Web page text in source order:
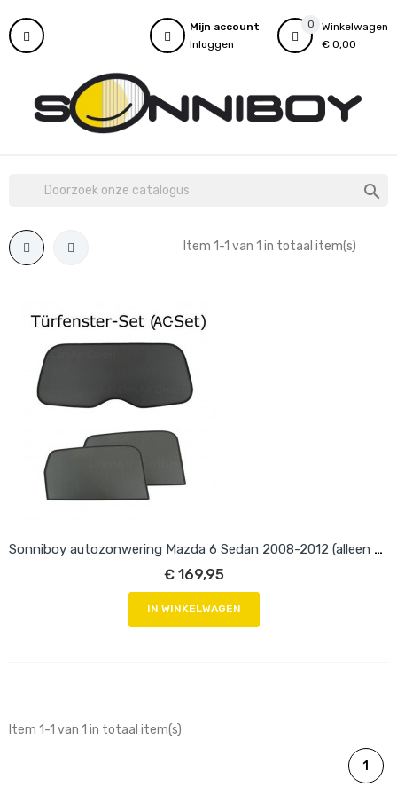
0
Winkelwagen
€ 0,00
Mijn account
Inloggen

Item 1-1 van 1 in totaal item(s)
Sonniboy autozonwering Mazda 6 Sedan 2008-2012 (alleen achterdeuren)
€ 169,95
IN WINKELWAGEN
Item 1-1 van 1 in totaal item(s)
1